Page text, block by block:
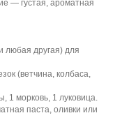
— густая, ароматная
любая другая) для
(ветчина, колбаса,
морковь, 1 луковица.
паста, оливки или